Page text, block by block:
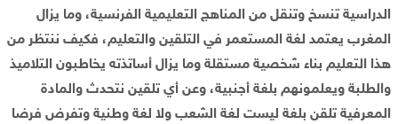
الدراسية تنسخ وتنقل من المناهج التعليمية الفرنسية، وما يزال
المغرب يعتمد لغة المستعمر في التلقين والتعليم، فكيف ننتظر من
هذا التعليم بناء شخصية مستقلة وما يزال أساتذته يخاطبون التلاميذ
والطلبة ويعلمونهم بلغة أجنبية، وعن أي تلقين نتحدث والمادة
المعرفية تلقن بلغة ليست لغة الشعب ولا لغة وطنية وتفرض فرضا